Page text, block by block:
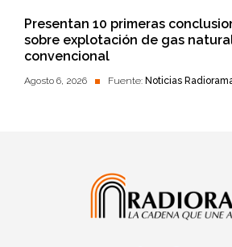
Presentan 10 primeras
sobre explotación de gas
convencional
Agosto 6, 2026 Fuente: Noticias